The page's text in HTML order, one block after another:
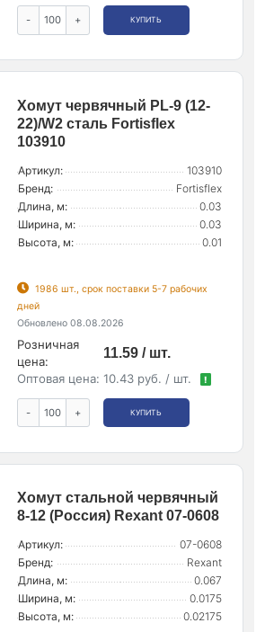
- + КУПИТЬ
Хомут червячный PL-9 (12-
22)/W2 сталь Fortisflex
103910
Артикул:
103910
Бренд:
Fortisflex
Длина, м:
0.03
Ширина, м:
0.03
Высота, м:
0.01
1986 шт., срок поставки 5-7 рабочих
дней
Обновлено 08.08.2026
Розничная
цена:
11.59 / шт.
Оптовая цена: 10.43 руб. / шт. !
- + КУПИТЬ
Хомут стальной червячный
8-12 (Россия) Rexant 07-0608
Артикул:
07-0608
Бренд:
Rexant
Длина, м:
0.067
Ширина, м:
0.0175
Высота, м:
0.02175